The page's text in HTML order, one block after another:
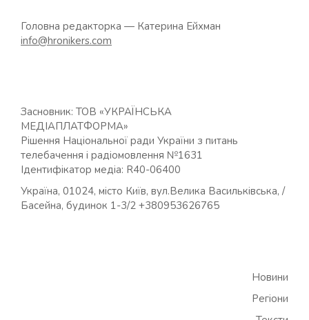
Головна редакторка — Катерина Ейхман
info@hronikers.com
Засновник: ТОВ «УКРАЇНСЬКА
МЕДІАПЛАТФОРМА»
Рішення Національної ради України з питань
телебачення і радіомовлення №1631
Ідентифікатор медіа: R40-06400
Україна, 01024, місто Київ, вул.Велика Васильківська, /
Басейна, будинок 1-3/2 +380953626765
Новини
Регіони